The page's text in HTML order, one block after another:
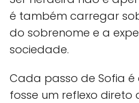
é também carregar
do sobrenome e a
sociedade.
Cada passo de Sofia
fosse um reflexo direto